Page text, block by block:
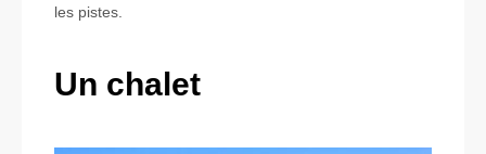
les pistes.
Un chalet